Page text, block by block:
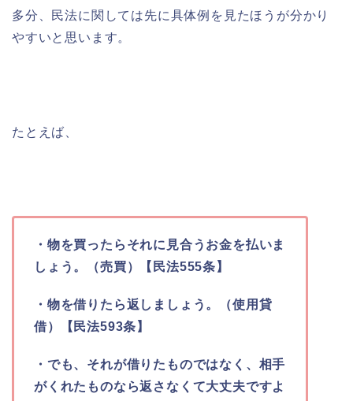
多分、民法に関しては先に具体例を見たほうが分かり
やすいと思います。
たとえば、
・物を買ったらそれに見合うお金を払いま
しょう。（売買）【民法555条】
・物を借りたら返しましょう。（使用貸
借）【民法593条】
・でも、それが借りたものではなく、相手
がくれたものなら返さなくて大丈夫ですよ